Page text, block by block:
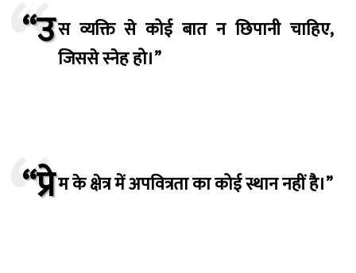
“उस व्यक्ति से कोई बात न छिपानी चाहिए,
जिससे स्नेह हो।”
“प्रेम के क्षेत्र में अपवित्रता का कोई स्थान नहीं है।”